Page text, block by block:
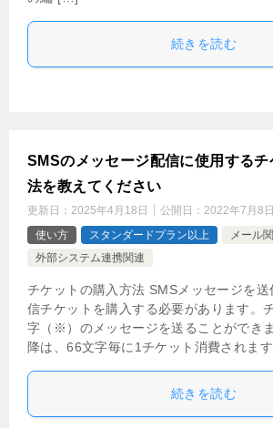
続きを読む
SMSのメッセージ配信に使用する
法を教えてください
更新日： 2025年4月18日 公開日： 2022年7月8日
使い方
スタンダードプラン以上
メール
外部システム連携関連
チケットの購入方法 SMSメッセージを
信チケットを購入する必要があります。
字（※）のメッセージを送ることができ
降は、66文字毎に1チケット消費されま
続きを読む